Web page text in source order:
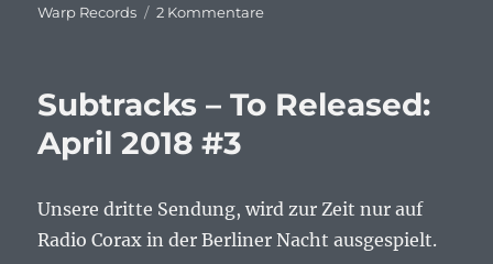
Warp Records
2 Kommentare
Released:
Subtracks – To Released:
April 2018 #3
Unsere dritte Sendung, wird zur Zeit nur auf
Radio Corax in der Berliner Nacht ausgespielt.